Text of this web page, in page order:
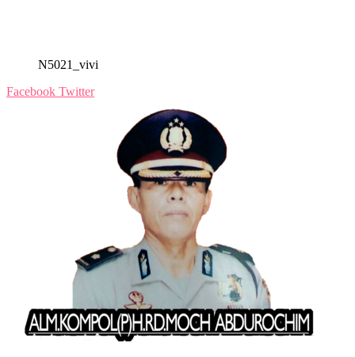
N5021_vivi
Facebook Twitter